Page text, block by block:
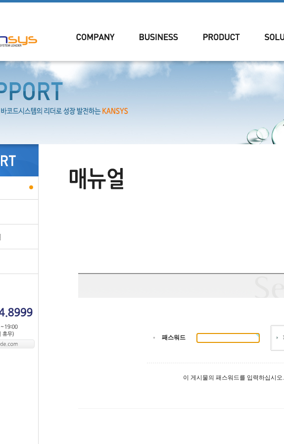
패스워드
이 게시물의 패스워드를 입력하십시오.